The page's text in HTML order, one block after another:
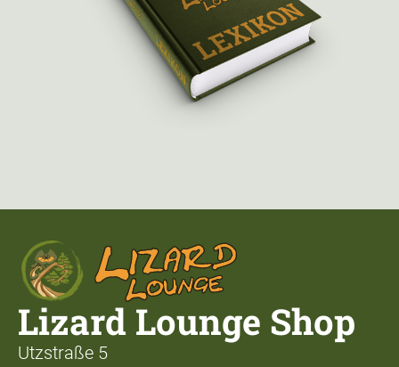
Lizard Lounge Shop
Utzstraße 5